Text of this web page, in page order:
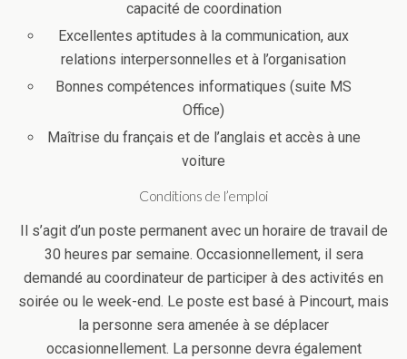
capacité de coordination
Excellentes aptitudes à la communication, aux
relations interpersonnelles et à l’organisation
Bonnes compétences informatiques (suite MS
Office)
Maîtrise du français et de l’anglais et accès à une
voiture
Conditions de l’emploi
Il s’agit d’un poste permanent avec un horaire de travail de
30 heures par semaine. Occasionnellement, il sera
demandé au coordinateur de participer à des activités en
soirée ou le week-end. Le poste est basé à Pincourt, mais
la personne sera amenée à se déplacer
occasionnellement. La personne devra également